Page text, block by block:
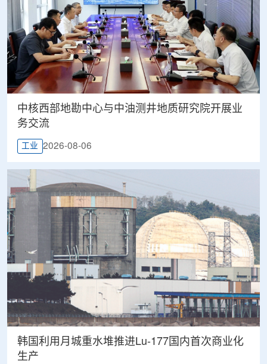
中核西部地勘中心与中油测井地质研究院开展业
务交流
工业 2026-08-06
韩国利用月城重水堆推进Lu-177国内首次商业化
生产